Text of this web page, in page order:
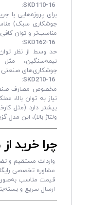
SKD110-16:
جوشکاری سبک)
مناسب‌تر و توان
SKD162-16:
حد وسط از نظر
نیمه‌سنگین،
جوشکاری‌های صنعتی
SKD210-16:
مخصوص مصارف
نیاز به توان بالا،
ولتاژ بالا)، این مدل
چرا خرید از
واردات مستقیم و
مشاوره تخصصی
قیمت مناسب
ارسال سریع و